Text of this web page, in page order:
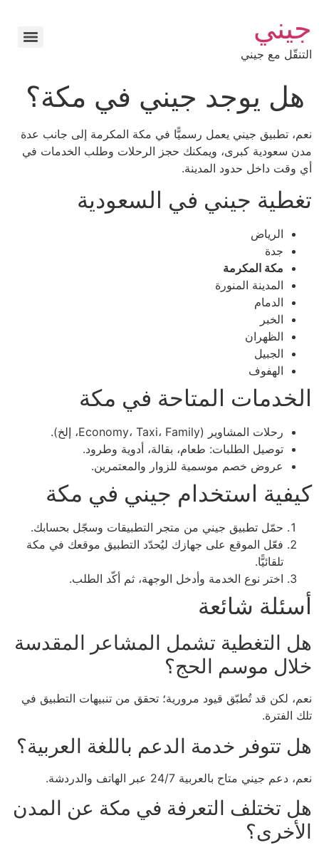
جيني
التنقّل مع جيني
هل يوجد جيني في مكة؟
نعم، تطبيق جيني يعمل رسميًّا في مكة المكرمة إلى جانب عدة
مدن سعودية كبرى، ويمكنك حجز الرحلات وطلب الخدمات في
أي وقت داخل حدود المدينة.
تغطية جيني في السعودية
الرياض
جدة
مكة المكرمة
المدينة المنورة
الدمام
الخبر
الظهران
الجبيل
الهفوف
الخدمات المتاحة في مكة
رحلات المشاوير (Economy، Taxi، Family، إلخ).
توصيل الطلبات: طعام، بقالة، أدوية وطرود.
عروض خصم موسمية للزوار والمعتمرين.
كيفية استخدام جيني في مكة
حمّل تطبيق جيني من متجر التطبيقات وسجّل بحسابك.
فعّل الموقع على جهازك ليُحدّد التطبيق موقعك في مكة
تلقائيًّا.
اختر نوع الخدمة وأدخل الوجهة، ثم أكّد الطلب.
أسئلة شائعة
هل التغطية تشمل المشاعر المقدسة
خلال موسم الحج؟
نعم، لكن قد تُطبّق قيود مرورية؛ تحقق من تنبيهات التطبيق في
تلك الفترة.
هل تتوفر خدمة الدعم باللغة العربية؟
نعم، دعم جيني متاح بالعربية 24/7 عبر الهاتف والدردشة.
هل تختلف التعرفة في مكة عن المدن
الأخرى؟